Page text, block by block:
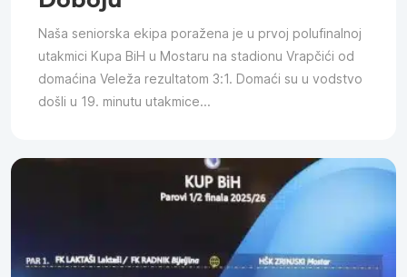
Naša seniorska ekipa poražena je u prvoj polufinalnoj
utakmici Kupa BiH u Mostaru na stadionu Vrapčići od
domaćina Veleža rezultatom 3:1. Domaći su u vodstvo
došli u 19. minutu utakmice...